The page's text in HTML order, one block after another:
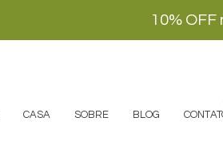
10%
CASA SOBRE BLOG